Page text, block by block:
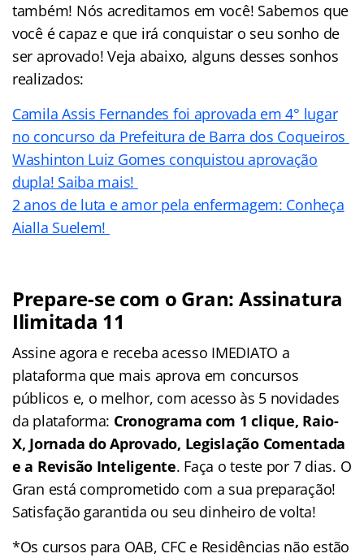
também! Nós acreditamos em você! Sabemos que
você é capaz e que irá conquistar o seu sonho de
ser aprovado! Veja abaixo, alguns desses sonhos
realizados:
Camila Assis Fernandes foi aprovada em 4° lugar
no concurso da Prefeitura de Barra dos Coqueiros
Washinton Luiz Gomes conquistou aprovação
dupla! Saiba mais!
2 anos de luta e amor pela enfermagem: Conheça
Aialla Suelem!
Prepare-se com o Gran: Assinatura
Ilimitada 11
Assine agora e receba acesso IMEDIATO a
plataforma que mais aprova em concursos
públicos e, o melhor, com acesso às 5 novidades
da plataforma: Cronograma com 1 clique, Raio-
X, Jornada do Aprovado, Legislação Comentada
e a Revisão Inteligente. Faça o teste por 7 dias. O
Gran está comprometido com a sua preparação!
Satisfação garantida ou seu dinheiro de volta!
*Os cursos para OAB, CFC e Residências não estão